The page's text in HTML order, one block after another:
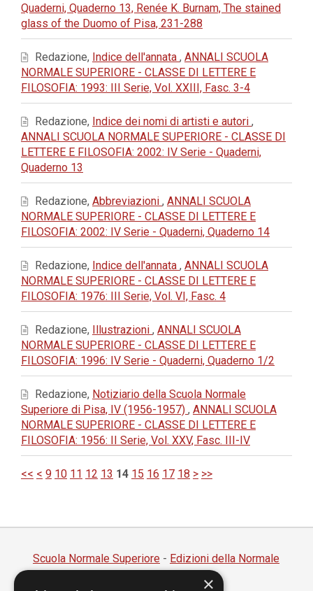
Quaderni, Quaderno 13, Renée K. Burnam, The stained
glass of the Duomo of Pisa, 231-288
Redazione, Indice dell'annata , ANNALI SCUOLA
NORMALE SUPERIORE - CLASSE DI LETTERE E
FILOSOFIA: 1993: III Serie, Vol. XXIII, Fasc. 3-4
Redazione, Indice dei nomi di artisti e autori ,
ANNALI SCUOLA NORMALE SUPERIORE - CLASSE DI
LETTERE E FILOSOFIA: 2002: IV Serie - Quaderni,
Quaderno 13
Redazione, Abbreviazioni , ANNALI SCUOLA
NORMALE SUPERIORE - CLASSE DI LETTERE E
FILOSOFIA: 2002: IV Serie - Quaderni, Quaderno 14
Redazione, Indice dell'annata , ANNALI SCUOLA
NORMALE SUPERIORE - CLASSE DI LETTERE E
FILOSOFIA: 1976: III Serie, Vol. VI, Fasc. 4
Redazione, Illustrazioni , ANNALI SCUOLA
NORMALE SUPERIORE - CLASSE DI LETTERE E
FILOSOFIA: 1996: IV Serie - Quaderni, Quaderno 1/2
Redazione, Notiziario della Scuola Normale
Superiore di Pisa, IV (1956-1957) , ANNALI SCUOLA
NORMALE SUPERIORE - CLASSE DI LETTERE E
FILOSOFIA: 1956: II Serie, Vol. XXV, Fasc. III-IV
<< < 9 10 11 12 13 14 15 16 17 18 > >>
Scuola Normale Superiore - Edizioni della Normale
Piazza dei Cavalieri, 7 - 56126 Pisa×